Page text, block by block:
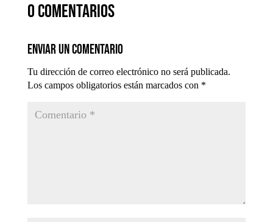
0 comentarios
Enviar un comentario
Tu dirección de correo electrónico no será publicada.
Los campos obligatorios están marcados con *